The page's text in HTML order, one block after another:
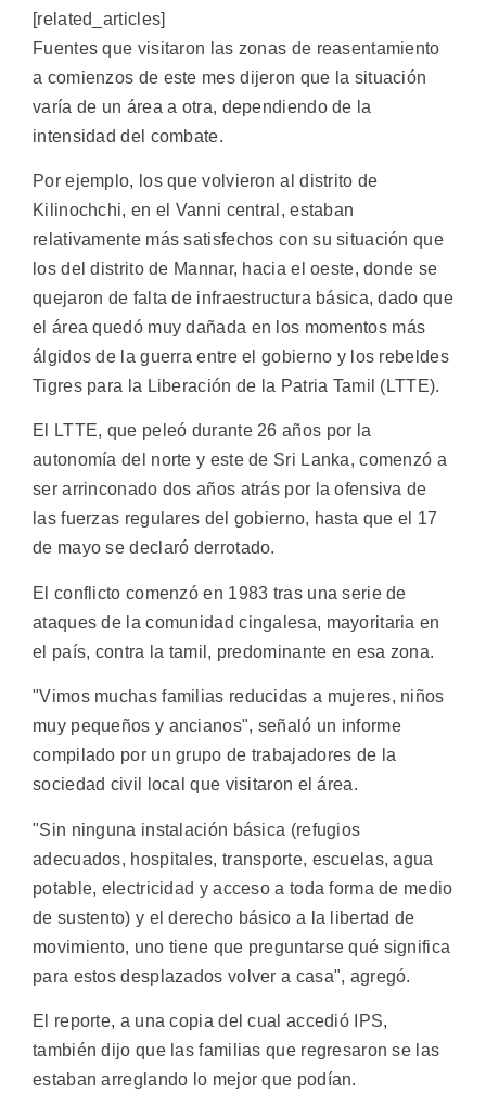
[related_articles]
Fuentes que visitaron las zonas de reasentamiento
a comienzos de este mes dijeron que la situación
varía de un área a otra, dependiendo de la
intensidad del combate.
Por ejemplo, los que volvieron al distrito de
Kilinochchi, en el Vanni central, estaban
relativamente más satisfechos con su situación que
los del distrito de Mannar, hacia el oeste, donde se
quejaron de falta de infraestructura básica, dado que
el área quedó muy dañada en los momentos más
álgidos de la guerra entre el gobierno y los rebeldes
Tigres para la Liberación de la Patria Tamil (LTTE).
El LTTE, que peleó durante 26 años por la
autonomía del norte y este de Sri Lanka, comenzó a
ser arrinconado dos años atrás por la ofensiva de
las fuerzas regulares del gobierno, hasta que el 17
de mayo se declaró derrotado.
El conflicto comenzó en 1983 tras una serie de
ataques de la comunidad cingalesa, mayoritaria en
el país, contra la tamil, predominante en esa zona.
"Vimos muchas familias reducidas a mujeres, niños
muy pequeños y ancianos", señaló un informe
compilado por un grupo de trabajadores de la
sociedad civil local que visitaron el área.
"Sin ninguna instalación básica (refugios
adecuados, hospitales, transporte, escuelas, agua
potable, electricidad y acceso a toda forma de medio
de sustento) y el derecho básico a la libertad de
movimiento, uno tiene que preguntarse qué significa
para estos desplazados volver a casa", agregó.
El reporte, a una copia del cual accedió IPS,
también dijo que las familias que regresaron se las
estaban arreglando lo mejor que podían.